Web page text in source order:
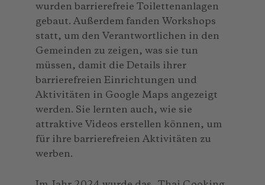
wurden barrierefreie Toilettenanlagen
gebaut. Außerdem fanden Workshops
statt, um den Verantwortlichen in den
Gemeinden zu zeigen, was sie tun
müssen, damit die Details ihrer
barrierefreien Einrichtungen und
Aktivitäten in Google Maps angezeigt
werden. Sie lernten auch, wie sie
attraktive Videos erstellen können, um
für ihre barrierefreien Aktivitäten zu
werben.